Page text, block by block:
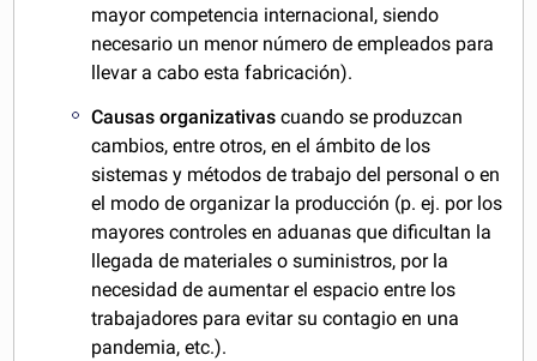
mayor competencia internacional, siendo
necesario un menor número de empleados para
llevar a cabo esta fabricación).
Causas organizativas cuando se produzcan
cambios, entre otros, en el ámbito de los
sistemas y métodos de trabajo del personal o en
el modo de organizar la producción (p. ej. por los
mayores controles en aduanas que dificultan la
llegada de materiales o suministros, por la
necesidad de aumentar el espacio entre los
trabajadores para evitar su contagio en una
pandemia, etc.).